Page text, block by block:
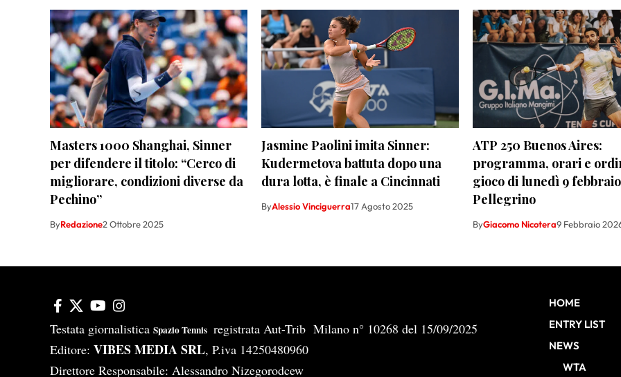
Masters 1000 Shanghai, Sinner
per difendere il titolo: “Cerco di
migliorare, condizioni diverse da
Pechino”
ByRedazione2 Ottobre 2025
Jasmine Paolini imita Sinner:
Kudermetova battuta dopo una
dura lotta, è finale a Cincinnati
ByAlessio Vinciguerra17 Agosto 2025
ATP 250 Buenos Aires:
programma, orari e
gioco di lunedì 9
Pellegrino
ByGiacomo Nicotera9 Febbraio
Testata giornalistica Spazio Tennis registrata Aut-Trib Milano n° 10268 del 15/09/2025
Editore: VIBES MEDIA SRL, P.iva 14250480960
Direttore Responsabile: Alessandro Nizegorodcew
HOME
ENTRY LIST
NEWS
WTA